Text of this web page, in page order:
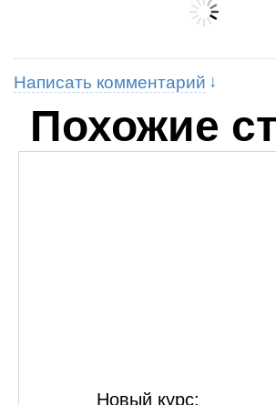
Написать комментарий
Похожие
Новый курс: